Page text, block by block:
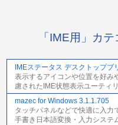
「IME用」カ
IMEステータス デスクトップブ
表示するアイコンや位置を好み
慮されたIME状態表示ユーティ
mazec for Windows 3.1.1.705
タッチパネルなどで快適に入力
手書き日本語変換・入力システ